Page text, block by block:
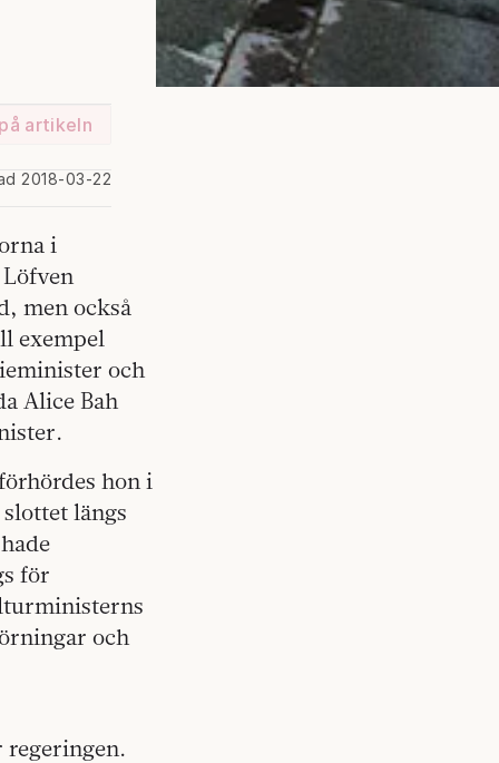
artikeln
2018-03-22
i
men också
exempel
och
Alice Bah
hon i
längs
för
och